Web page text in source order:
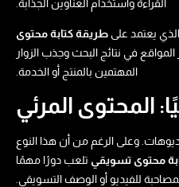
القراءة واستخدام العناوين الجذابة.
يعتمد على طريقة كتابة محتوى
في نتائج البحث وجذب الزوار
المهتمين بالمنتج أو الخدمة.
المحتوى المرئي
وعلى الرغم من أن هذا النوع
محتوى تسويقي​ تلعب دورًا مهمًا
للفيديو أو الوصف التسويقي.